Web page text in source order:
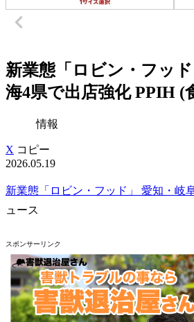
新業態「ロビン・フッ
海4県で出店強化 PPIH (
情報
X コピー
2026.05.19
新業態「ロビン・フッド」 愛知・岐
ュース
スポンサーリンク